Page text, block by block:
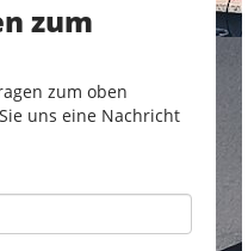
zum
zum oben
uns eine Nachricht